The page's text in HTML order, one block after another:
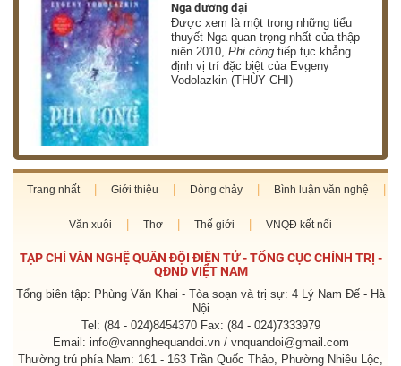
Nga đương đại
Được xem là một trong những tiểu
thuyết Nga quan trọng nhất của thập
niên 2010,Phi công tiếp tục khẳng
định vị trí đặc biệt của Evgeny
Vodolazkin (THÙY CHI)
Trang nhất Giới thiệu Dòng chảy Bình luận văn nghệ
Văn xuôi Thơ Thế giới VNQĐ kết nối
TẠP CHÍ VĂN NGHỆ QUÂN ĐỘI ĐIỆN TỬ - TỔNG CỤC CHÍNH TRỊ -
QĐND VIỆT NAM
Tổng biên tập: Phùng Văn Khai - Tòa soạn và trị sự: 4 Lý Nam Đế - Hà
Nội
Tel: (84 - 024)8454370 Fax: (84 - 024)7333979
Email: info@vannghequandoi.vn / vnquandoi@gmail.com
Thường trú phía Nam: 161 - 163 Trần Quốc Thảo, Phường Nhiêu Lộc,